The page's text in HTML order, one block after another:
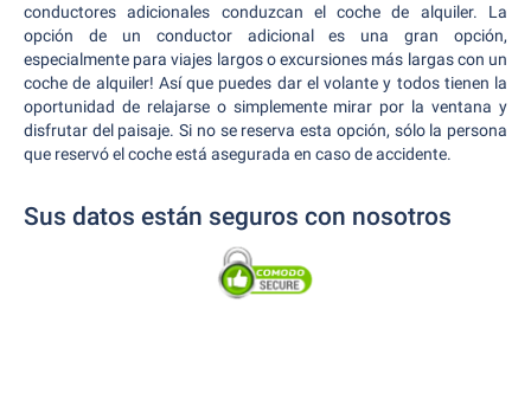
conductores adicionales conduzcan el coche de alquiler. La
opción de un conductor adicional es una gran opción,
especialmente para viajes largos o excursiones más largas con un
coche de alquiler! Así que puedes dar el volante y todos tienen la
oportunidad de relajarse o simplemente mirar por la ventana y
disfrutar del paisaje. Si no se reserva esta opción, sólo la persona
que reservó el coche está asegurada en caso de accidente.
Sus datos están seguros con nosotros